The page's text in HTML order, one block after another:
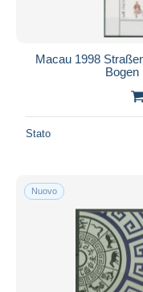
Macau 1998
Bogen
Stato
Nuovo